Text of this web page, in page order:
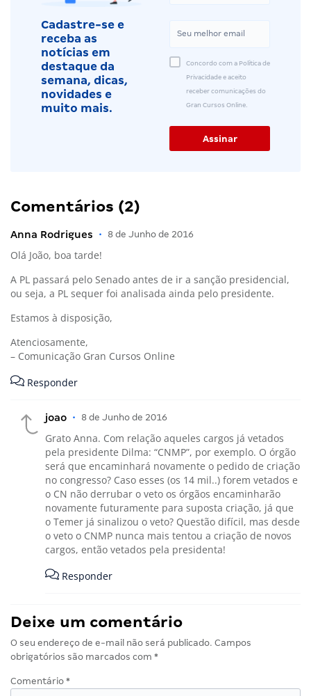
Cadastre-se e
receba as
notícias em
destaque da
semana, dicas,
novidades e
muito mais.
Concordo com a Política de
Privacidade e aceito
receber comunicações do
Gran Cursos Online.
Comentários (2)
Anna Rodrigues • 8 de Junho de 2016
Olá João, boa tarde!
A PL passará pelo Senado antes de ir a sanção presidencial,
ou seja, a PL sequer foi analisada ainda pelo presidente.
Estamos à disposição,
Atenciosamente,
– Comunicação Gran Cursos Online
Responder
joao • 8 de Junho de 2016
Grato Anna. Com relação aqueles cargos já vetados
pela presidente Dilma: “CNMP”, por exemplo. O órgão
será que encaminhará novamente o pedido de criação
no congresso? Caso esses (os 14 mil..) forem vetados e
o CN não derrubar o veto os órgãos encaminharão
novamente futuramente para suposta criação, já que
o Temer já sinalizou o veto? Questão difícil, mas desde
o veto o CNMP nunca mais tentou a criação de novos
cargos, então vetados pela presidenta!
Responder
Deixe um comentário
O seu endereço de e-mail não será publicado. Campos
obrigatórios são marcados com *
Comentário *